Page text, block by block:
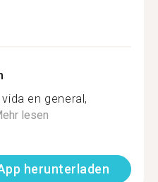
en general,
lesen
herunterladen